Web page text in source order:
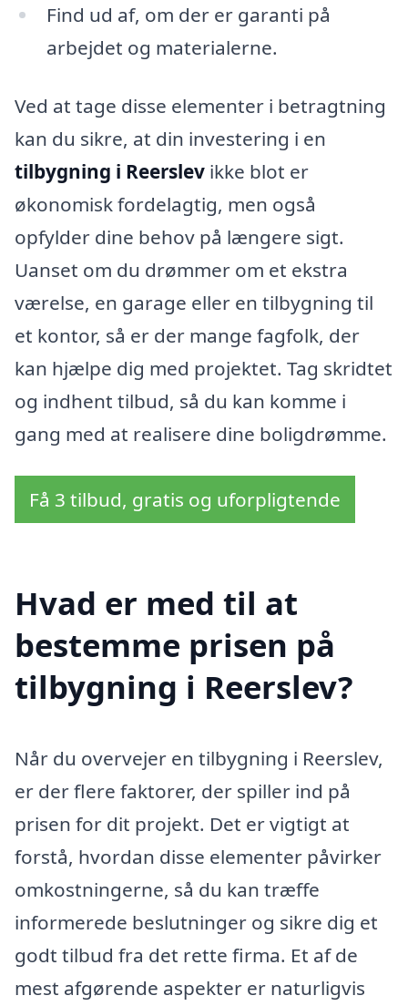
Find ud af, om der er garanti på
arbejdet og materialerne.
Ved at tage disse elementer i betragtning
kan du sikre, at din investering i en
tilbygning i Reerslev ikke blot er
økonomisk fordelagtig, men også
opfylder dine behov på længere sigt.
Uanset om du drømmer om et ekstra
værelse, en garage eller en tilbygning til
et kontor, så er der mange fagfolk, der
kan hjælpe dig med projektet. Tag skridtet
og indhent tilbud, så du kan komme i
gang med at realisere dine boligdrømme.
Få 3 tilbud, gratis og uforpligtende
Hvad er med til at
bestemme prisen på
tilbygning i Reerslev?
Når du overvejer en tilbygning i Reerslev,
er der flere faktorer, der spiller ind på
prisen for dit projekt. Det er vigtigt at
forstå, hvordan disse elementer påvirker
omkostningerne, så du kan træffe
informerede beslutninger og sikre dig et
godt tilbud fra det rette firma. Et af de
mest afgørende aspekter er naturligvis